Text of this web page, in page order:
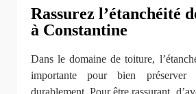
Rassurez l’étanchéité
à Constantine
Dans le domaine de toiture,
importante pour bien préserver